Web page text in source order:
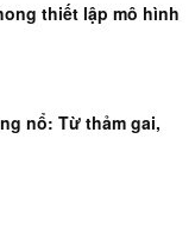
thiết lập mô hình
nổ: Từ thảm gai,